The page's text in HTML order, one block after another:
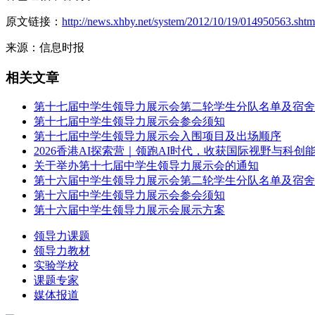
原文链接： http://news.xhby.net/system/2012/10/19/
来源：信息时报
相关文章
第十七届中学生领导力展示会第二轮学生分队名单及宿
第十七届中学生领导力展示会参会须知
第十七届中学生领导力展示会入围项目及出场顺序
2026香港AI探索营｜领跑AI时代，收获国际视野与科创
关于举办第十七届中学生领导力展示会的通知
第十六届中学生领导力展示会第二轮学生分队名单及宿
第十六届中学生领导力展示会参会须知
第十六届中学生领导力展示会展示方案
领导力课题
领导力教材
实验学校
课题专家
媒体报道